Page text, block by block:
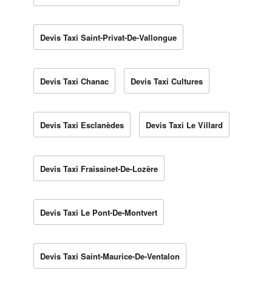
Devis Taxi Saint-Privat-De-Vallongue
Devis Taxi Chanac Devis Taxi Cultures
Devis Taxi Esclanèdes Devis Taxi Le Villard
Devis Taxi Fraissinet-De-Lozère
Devis Taxi Le Pont-De-Montvert
Devis Taxi Saint-Maurice-De-Ventalon